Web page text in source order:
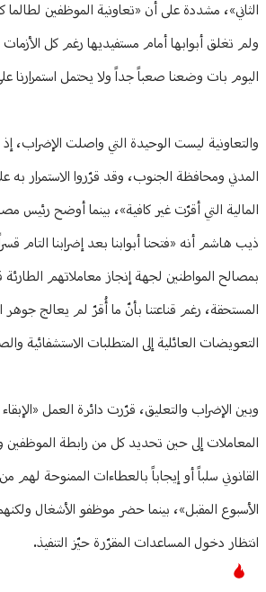
الثاني»، مشددة على أن «تعاونية الموظفين لطالما
ولم تغلق أبوابها أمام مستفيديها رغم كل
اليوم بات وضعنا صعباً جداً ولا يحتمل استمرارنا
والتعاونية ليست الوحيدة التي واصلت الإضراب،
المدني ومحافظة الجنوب، وقد قرّروا الاستمرار به
المالية التي أقرّت غير كافية»، بينما أوضح رئيس
ذيب هاشم أنه «فتحنا أبوابنا بعد إضرابنا التام
بمصالح المواطنين لجهة إنجاز معاملاتهم الطارئة
المستحقة، رغم قناعتنا بأنّ ما أُقرّ لم يعالج جوهر
التعويضات العائلية إلى المتطلبات الاستشفائية
وبين الإضراب والتعليق، قرّرت دائرة العمل
المعاملات إلى حين تحديد كل من رابطة
القانوني سلباً أو إيجاباً بالعطاءات الممنوحة لهم
الأسبوع المقبل»، بينما حضر موظفو الأشغال
انتظار دخول المساعدات المقرّرة حيّز التنفيذ.